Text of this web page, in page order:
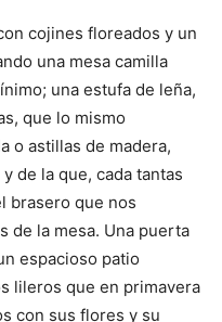
cojines floreados y un
una mesa camilla
una estufa de leña,
que lo mismo
o astillas de madera,
de la que, cada tantas
brasero que nos
de la mesa. Una puerta
espacioso patio
lileros que en primavera
con sus flores y su